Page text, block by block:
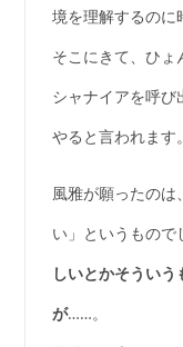
境を理解するのに
そこにきて、ひょ
シャナイアを呼び
やると言われます。
風雅が願ったの
い」というもの
しいとかそうい
が……。